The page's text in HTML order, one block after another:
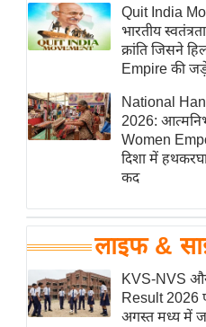
हॉलीवुड
फिल्म समीक्षा
Breaking
News
लाइफस्टाइल
टेक्नॉलॉजी
ब्यूटी/फैशन
पर्यटन स्थल
फिटनेस मंत्रा
रिलेशनशिप
राजनीति
Quit India
भारतीय
क्रांति जिसने
Empire की
National
2026:
Women
दिशा में
कद
लाइफ &
KVS-NVS
Result 2026
अगस्त मध्य में